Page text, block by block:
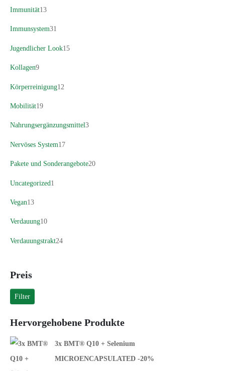
Immunität13
Immunsystem31
Jugendlicher Look15
Kollagen9
Körperreinigung12
Mobilität19
Nahrungsergänzungsmittel3
Nervöses System17
Pakete und Sonderangebote20
Uncategorized1
Vegan13
Verdauung10
Verdauungstrakt24
Preis
Filter
Hervorgehobene Produkte
3x BMT® Q10 + Selenium
MICROENCAPSULATED -20%